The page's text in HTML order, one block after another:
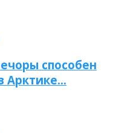
способен
Арктике…